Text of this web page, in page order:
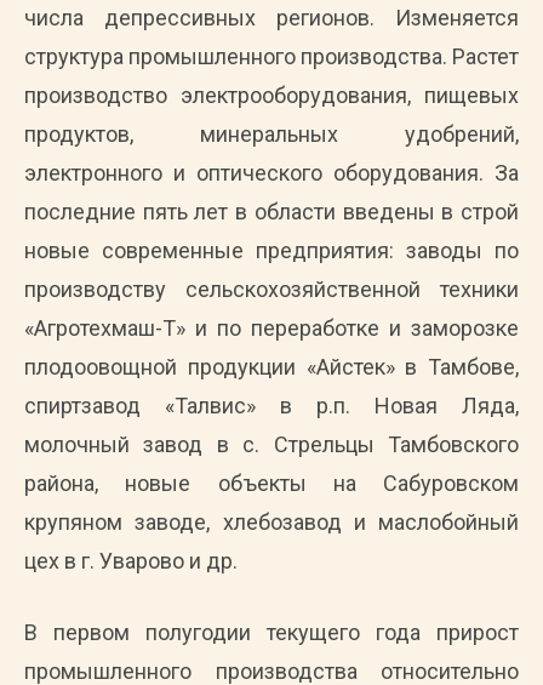
числа депрессивных регионов. Изменяется
структура промышленного производства. Растет
производство электрооборудования, пищевых
продуктов, минеральных удобрений,
электронного и оптического оборудования. За
последние пять лет в области введены в строй
новые современные предприятия: заводы по
производству сельскохозяйственной техники
«Агротехмаш-Т» и по переработке и заморозке
плодоовощной продукции «Айстек» в Тамбове,
спиртзавод «Талвис» в р.п. Новая Ляда,
молочный завод в с. Стрельцы Тамбовского
района, новые объекты на Сабуровском
крупяном заводе, хлебозавод и маслобойный
цех в г. Уварово и др.
В первом полугодии текущего года прирост
промышленного производства относительно